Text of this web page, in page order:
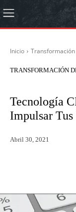
Inicio
TRANSFORMACIÓN
Tecnología
Impulsar Tus
Abril 30, 2021